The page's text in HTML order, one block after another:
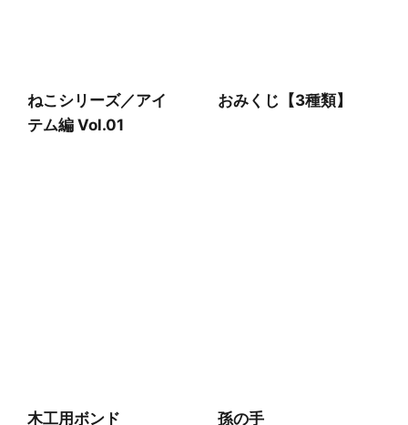
ねこシリーズ／アイ
テム編 Vol.01
おみくじ【3種類】
木工用ボンド 孫の手